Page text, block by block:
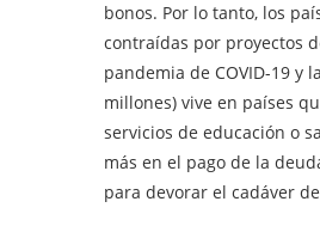
bonos. Por lo tanto, los
contraídas por proyectos
pandemia de COVID-19 y
millones) vive en países
servicios de educación o
más en el pago de la
para devorar el cadáver